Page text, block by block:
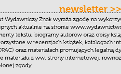
newsletter >>
Wydawniczy Znak wyraża zgodę na
aktualnie na stronie
tekstu, biogramy autorów oraz opisy
w recenzjach książek, katalogach
oraz materiałach promujących legalną
materiału z ww. strony internetowej,
zgody.